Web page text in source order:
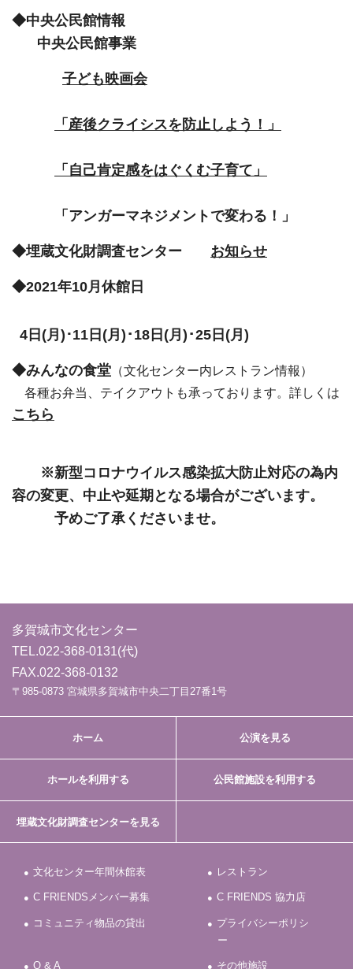
◆中央公民館情報
中央公民館事業
子ども映画会
「 産後クライシスを防止しよう！ 」
「自己肯定感をはぐくむ子育て」
「アンガーマネジメントで変わる！」
◆埋蔵文化財調査センター お知らせ
◆2021年10月休館日
4日(月)･11日(月) ･ 18日(月) ･25日(月)
◆みんなの食堂 （文化センター内レストラン情報）
各種お弁当、テイクアウトも承っております。詳しくは
こち ら
※新型コロナウイルス感染拡大防止対応の為内
容の変更、中止や延期となる場合がございます。
​ 予めご了承くださいませ。
多賀城市文化センター
TEL.022-368-0131(代)
FAX.022-368-0132
〒985-0873 宮城県多賀城市中央二丁目27番1号
ホーム 公演を見る
ホールを利用する 公民館施設を利用する
埋蔵文化財調査センターを見る
文化センター年間休館表 レストラン
C FRIENDSメンバー募集 C FRIENDS 協力店
コミュニティ物品の貸出
プライバシーポリシ
ー
Q & A その他施設